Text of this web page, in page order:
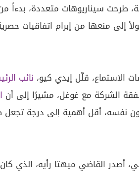
طرحت سيناريوهات متعددة، بدءاً
إلى منعها من إبرام اتفاقيات
الاستماع، قلّل إيدي كيو، نائب
الشركة مع غوغل، مشيرًا إلى أن
نفسه، أقل أهمية إلى درجة تجعل
أصدر القاضي ميهتا رأيه، الذي